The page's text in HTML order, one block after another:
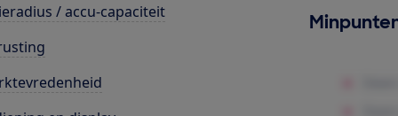
/ accu-capaciteit